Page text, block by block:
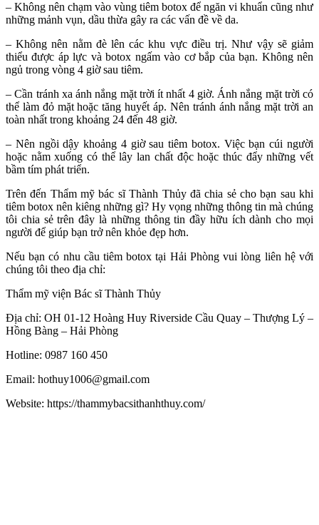
– Không nên chạm vào vùng tiêm botox để ngăn vi khuẩn cũng như
những mảnh vụn, dầu thừa gây ra các vấn đề về da.
– Không nên nằm đè lên các khu vực điều trị. Như vậy sẽ giảm
thiểu được áp lực và botox ngấm vào cơ bắp của bạn. Không nên
ngủ trong vòng 4 giờ sau tiêm.
– Cần tránh xa ánh nắng mặt trời ít nhất 4 giờ. Ánh nắng mặt trời có
thể làm đỏ mặt hoặc tăng huyết áp. Nên tránh ánh nắng mặt trời an
toàn nhất trong khoảng 24 đến 48 giờ.
– Nên ngồi dậy khoảng 4 giờ sau tiêm botox. Việc bạn cúi người
hoặc nằm xuống có thể lây lan chất độc hoặc thúc đẩy những vết
bầm tím phát triển.
Trên đến Thẩm mỹ bác sĩ Thành Thủy đã chia sẻ cho bạn sau khi
tiêm botox nên kiêng những gì? Hy vọng những thông tin mà chúng
tôi chia sẻ trên đây là những thông tin đầy hữu ích dành cho mọi
người để giúp bạn trở nên khỏe đẹp hơn.
Nếu bạn có nhu cầu tiêm botox tại Hải Phòng vui lòng liên hệ với
chúng tôi theo địa chỉ:
Thẩm mỹ viện Bác sĩ Thành Thủy
Địa chỉ: OH 01-12 Hoàng Huy Riverside Cầu Quay – Thượng Lý –
Hồng Bàng – Hải Phòng
Hotline: 0987 160 450
Email: hothuy1006@gmail.com
Website: https://thammybacsithanhthuy.com/